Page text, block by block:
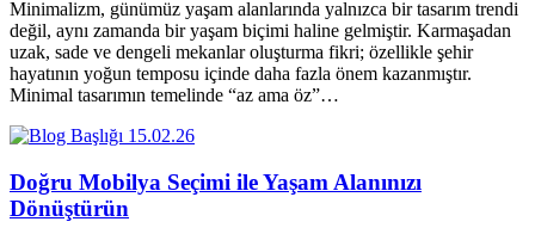
Minimalizm, günümüz yaşam alanlarında yalnızca bir tasarım trendi
değil, aynı zamanda bir yaşam biçimi haline gelmiştir. Karmaşadan
uzak, sade ve dengeli mekanlar oluşturma fikri; özellikle şehir
hayatının yoğun temposu içinde daha fazla önem kazanmıştır.
Minimal tasarımın temelinde “az ama öz”…
15.02.26
Doğru Mobilya Seçimi ile Yaşam Alanınızı
Dönüştürün